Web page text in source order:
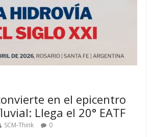
en el epicentro
Llega el 20° EATF
SCM-Think 0